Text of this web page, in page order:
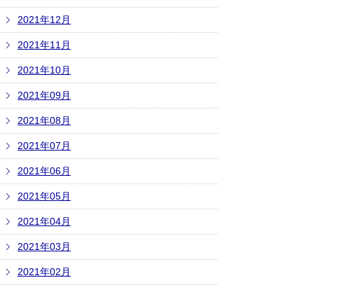
2021年12月
2021年11月
2021年10月
2021年09月
2021年08月
2021年07月
2021年06月
2021年05月
2021年04月
2021年03月
2021年02月